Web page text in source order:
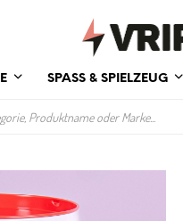
SPASS & SPIELZEUG